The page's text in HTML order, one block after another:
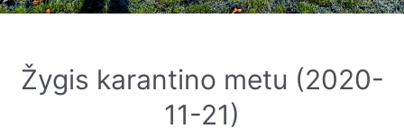
Žygis karantino metu (2020-
11-21)